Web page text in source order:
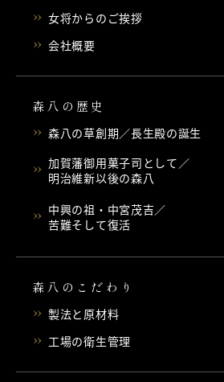
女将からのご挨拶
会社概要
森八の歴史
森八の草創期／長生殿の誕生
加賀藩御用菓子司として／
明治維新以後の森八
中興の祖・中宮茂吉／
苦難そして復活
森八のこだわり
製法と原材料
工場の衛生管理